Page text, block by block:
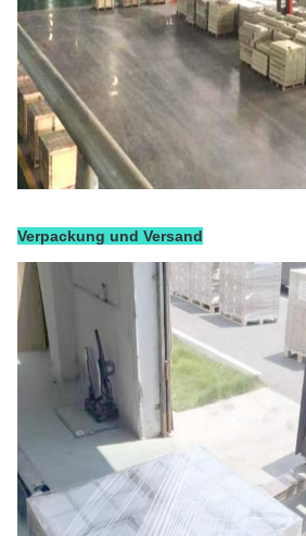
Verpackung und Versand